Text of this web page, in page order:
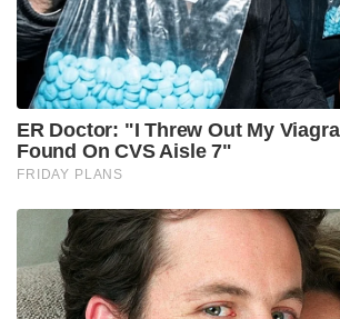
സൗജന്യ യാത്ര അനുവദിക്കും.
ശിശുക്ഷേമ മന്ത്രി അഗ്നിമിത്ര
ഔദ്യോഗികമായി പ്രഖ്യാപിച്ചത്.
സർക്കാർ ബംഗാളിൽ
നിഷേധിച്ചിരുന്ന പല പ്രമുഖ കേന്ദ്ര
പദ്ധതികളും ജൂൺ 1 മുതൽ
തീരുമാനിച്ചു.
Tags: west bengal BJP government